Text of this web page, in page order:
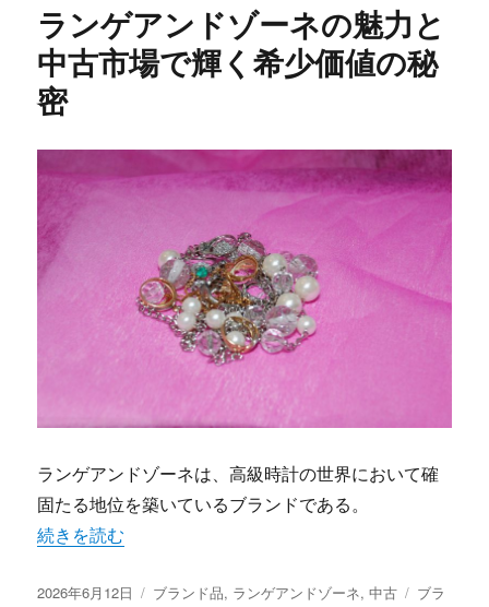
ランゲアンドゾーネの魅力と
中古市場で輝く希少価値の秘
密
ランゲアンドゾーネは、高級時計の世界において確
固たる地位を築いているブランドである。
“ランゲアンドゾーネの魅力と中古市場で輝く希少価値の
続きを読む
投
2026年6月12日
カ
ブランド品, ランゲアンドゾーネ,中古
タ
ブラ